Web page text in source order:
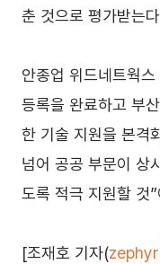
춘 것으로 평가받는
안종업 위드네트웍
등록을 완료하고 부
한 기술 지원을 본격
넘어 공공 부문이 상
도록 적극 지원할 것
[조재호 기자(